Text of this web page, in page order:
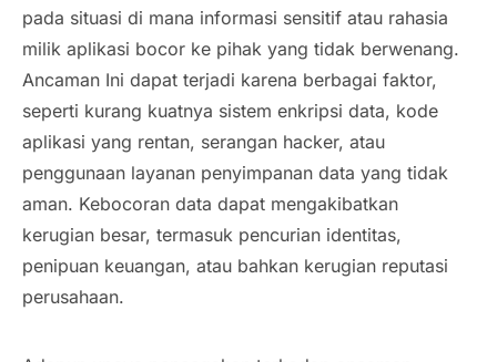
pada situasi di mana informasi sensitif atau rahasia
milik aplikasi bocor ke pihak yang tidak berwenang.
Ancaman Ini dapat terjadi karena berbagai faktor,
seperti kurang kuatnya sistem enkripsi data, kode
aplikasi yang rentan, serangan hacker, atau
penggunaan layanan penyimpanan data yang tidak
aman. Kebocoran data dapat mengakibatkan
kerugian besar, termasuk pencurian identitas,
penipuan keuangan, atau bahkan kerugian reputasi
perusahaan.